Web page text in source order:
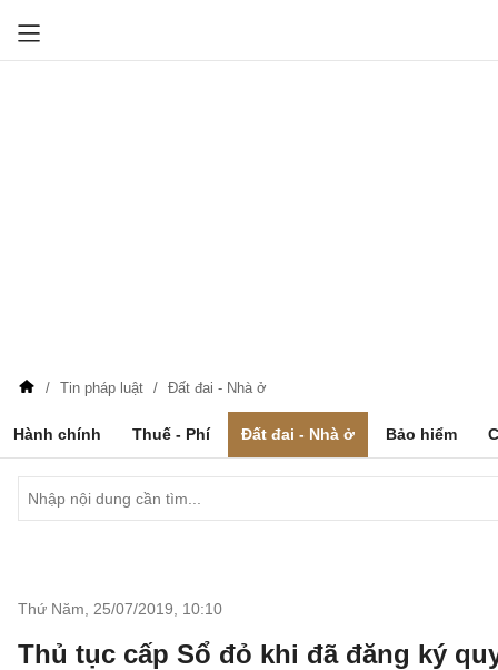
Tin pháp luật Đất đai - Nhà ở
Hành chính Thuế - Phí Đất đai - Nhà ở Bảo hiểm
Thứ Năm, 25/07/2019 10:10
Thủ tục cấp Sổ đỏ khi đã đăng ký